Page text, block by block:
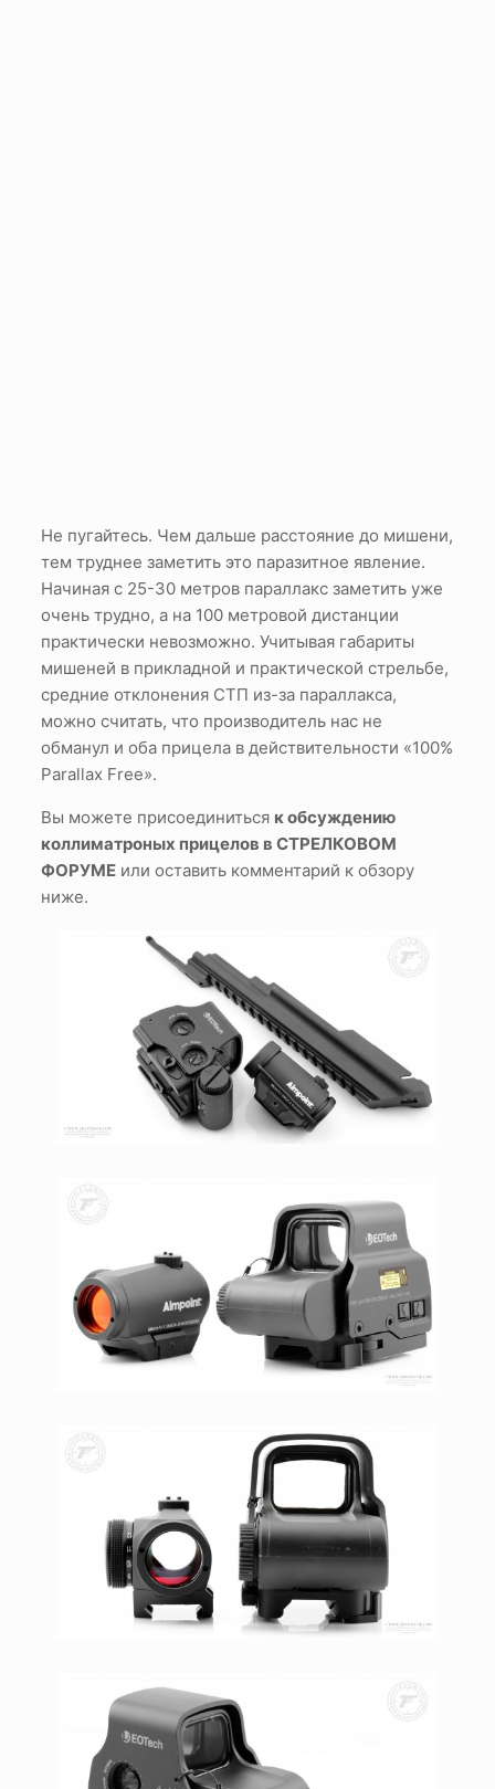
Не пугайтесь. Чем дальше расстояние до мишени,
тем труднее заметить это паразитное явление.
Начиная с 25-30 метров параллакс заметить уже
очень трудно, а на 100 метровой дистанции
практически невозможно. Учитывая габариты
мишеней в прикладной и практической стрельбе,
средние отклонения СТП из-за параллакса,
можно считать, что производитель нас не
обманул и оба прицела в действительности «100%
Parallax Free».
Вы можете присоединиться к обсуждению
коллиматроных прицелов в СТРЕЛКОВОМ
ФОРУМЕили оставить комментарий к обзору
ниже.